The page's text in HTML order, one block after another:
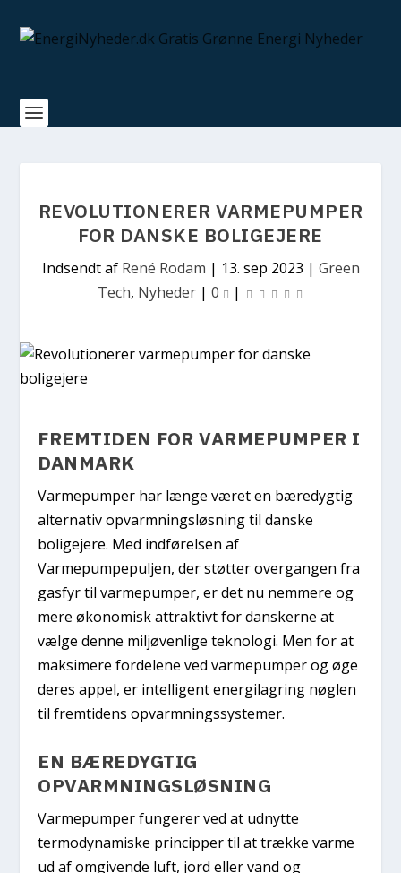
REVOLUTIONERER VARMEPUMPER
FOR DANSKE BOLIGEJERE
Indsendt af René Rodam | 13. sep 2023 | Green
Tech, Nyheder | 0 |
FREMTIDEN FOR VARMEPUMPER I
DANMARK
Varmepumper har længe været en bæredygtig
alternativ opvarmningsløsning til danske
boligejere. Med indførelsen af
Varmepumpepuljen, der støtter overgangen fra
gasfyr til varmepumper, er det nu nemmere og
mere økonomisk attraktivt for danskerne at
vælge denne miljøvenlige teknologi. Men for at
maksimere fordelene ved varmepumper og øge
deres appel, er intelligent energilagring nøglen
til fremtidens opvarmningssystemer.
EN BÆREDYGTIG
OPVARMNINGSLØSNING
Varmepumper fungerer ved at udnytte
termodynamiske principper til at trække varme
ud af omgivende luft, jord eller vand og